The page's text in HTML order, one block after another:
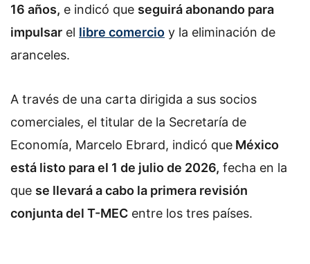
16 años, e indicó que seguirá abonando para
impulsar el libre comercio y la eliminación de
aranceles.
A través de una carta dirigida a sus socios
comerciales, el titular de la Secretaría de
Economía, Marcelo Ebrard, indicó que México
está listo para el 1 de julio de 2026, fecha en la
que se llevará a cabo la primera revisión
conjunta del T-MEC entre los tres países.